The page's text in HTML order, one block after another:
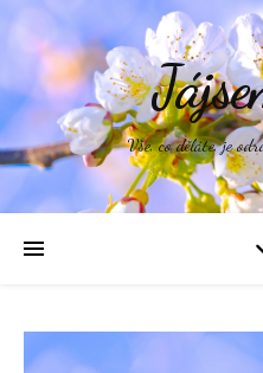
Vše, co děláte, je